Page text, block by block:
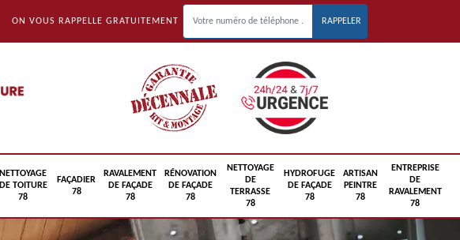
ON VOUS RAPPELLE GRATUITEMENT
NETTOYAGE
DE TOITURE
78
FAÇADIER
78
RAVALEMENT
DE FAÇADE
78
RÉNOVATION
DE FAÇADE
78
NETTOYAGE
DE
TERRASSE
78
HYDROFUGE
DE FAÇADE
78
ARTISAN
PEINTRE
78
ENTREPRISE
DE
RAVALEMENT
78